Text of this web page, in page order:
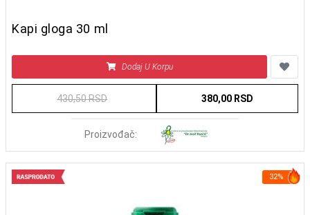
Kapi gloga 30 ml
Dodaj U Korpu
430,50 RSD 380,00 RSD
Proizvođač:
32%